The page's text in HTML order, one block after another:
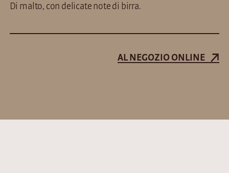
Di malto, con delicate note di birra.
AL NEGOZIO ONLINE